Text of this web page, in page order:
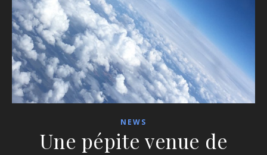
NEWS
Une pépite venue de